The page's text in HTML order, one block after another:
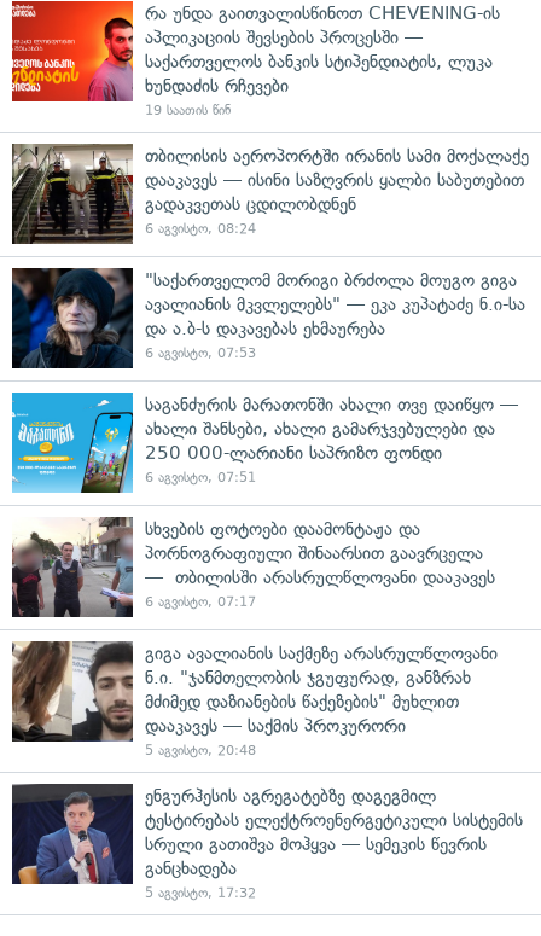
რა უნდა გაითვალისწინოთ CHEVENING-ის
აპლიკაციის შევსების პროცესში —
საქართველოს ბანკის სტიპენდიატის, ლუკა
ხუნდაძის რჩევები
19 საათის წინ
თბილისის აეროპორტში ირანის სამი მოქალაქე
დააკავეს — ისინი საზღვრის ყალბი საბუთებით
გადაკვეთას ცდილობდნენ
6 აგვისტო, 08:24
"საქართველომ მორიგი ბრძოლა მოუგო გიგა
ავალიანის მკვლელებს" — ეკა კუპატაძე ნ.ი-სა
და ა.ბ-ს დაკავებას ეხმაურება
6 აგვისტო, 07:53
საგანძურის მარათონში ახალი თვე დაიწყო —
ახალი შანსები, ახალი გამარჯვებულები და
250 000-ლარიანი საპრიზო ფონდი
6 აგვისტო, 07:51
სხვების ფოტოები დაამონტაჟა და
პორნოგრაფიული შინაარსით გაავრცელა
— თბილისში არასრულწლოვანი დააკავეს
6 აგვისტო, 07:17
გიგა ავალიანის საქმეზე არასრულწლოვანი
ნ.ი. "ჯანმთელობის ჯგუფურად, განზრახ
მძიმედ დაზიანების წაქეზების" მუხლით
დააკავეს — საქმის პროკურორი
5 აგვისტო, 20:48
ენგურჰესის აგრეგატებზე დაგეგმილ
ტესტირებას ელექტროენერგეტიკული სისტემის
სრული გათიშვა მოჰყვა — სემეკის წევრის
განცხადება
5 აგვისტო, 17:32